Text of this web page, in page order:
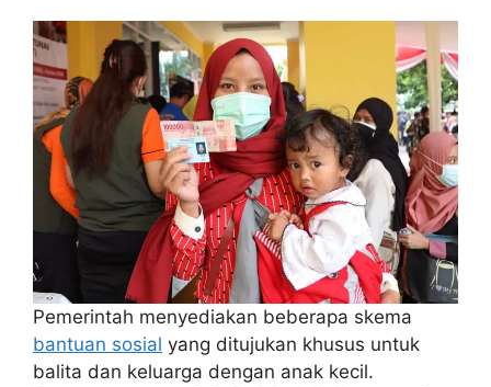
Pemerintah menyediakan beberapa skema
bantuan sosial yang ditujukan khusus untuk
balita dan keluarga dengan anak kecil.